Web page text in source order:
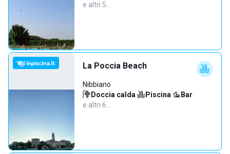
e altri 5…
La Poccia Beach
Nibbiano
Doccia calda· Piscina· Bar·
e altri 6…